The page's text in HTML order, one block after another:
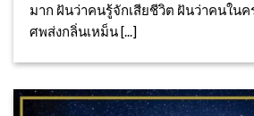
มาก ฝันว่าคนรู้จักเสียชีวิต ฝันว่าคนในค
ศพส่งกลิ่นเหม็น [...]